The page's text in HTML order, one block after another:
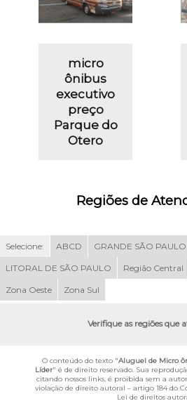
micro
ônibus
executivo
preço
Parque do
Otero
Regiões de
Selecione: ABCD GRANDE SÃO PAULO
LITORAL DE SÃO PAULO Região Central
Zona Oeste Zona Sul
Verifique as regiões que
O conteúdo do texto "Aluguel de Micro
Líder" é de direito reservado. Sua
citando nossos links, é proibida sem a
violação de direito autoral – artigo 184 do
Lei de direitos